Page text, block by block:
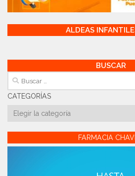
ALDEAS
BUSCAR
Buscar:
CATEGORÍAS
Categorías
FARMACIA